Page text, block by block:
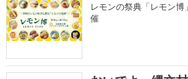
レモンの祭典「レモン博
催